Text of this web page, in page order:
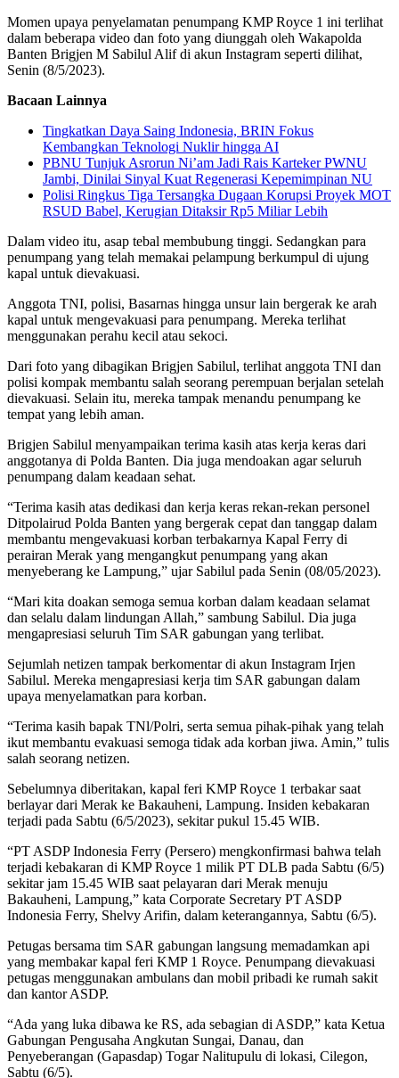
Momen upaya penyelamatan penumpang KMP Royce 1 ini terlihat
dalam beberapa video dan foto yang diunggah oleh Wakapolda
Banten Brigjen M Sabilul Alif di akun Instagram seperti dilihat,
Senin (8/5/2023).
Bacaan Lainnya
Tingkatkan Daya Saing Indonesia, BRIN Fokus
Kembangkan Teknologi Nuklir hingga AI
PBNU Tunjuk Asrorun Ni’am Jadi Rais Karteker PWNU
Jambi, Dinilai Sinyal Kuat Regenerasi Kepemimpinan NU
Polisi Ringkus Tiga Tersangka Dugaan Korupsi Proyek MOT
RSUD Babel, Kerugian Ditaksir Rp5 Miliar Lebih
Dalam video itu, asap tebal membubung tinggi. Sedangkan para
penumpang yang telah memakai pelampung berkumpul di ujung
kapal untuk dievakuasi.
Anggota TNI, polisi, Basarnas hingga unsur lain bergerak ke arah
kapal untuk mengevakuasi para penumpang. Mereka terlihat
menggunakan perahu kecil atau sekoci.
Dari foto yang dibagikan Brigjen Sabilul, terlihat anggota TNI dan
polisi kompak membantu salah seorang perempuan berjalan setelah
dievakuasi. Selain itu, mereka tampak menandu penumpang ke
tempat yang lebih aman.
Brigjen Sabilul menyampaikan terima kasih atas kerja keras dari
anggotanya di Polda Banten. Dia juga mendoakan agar seluruh
penumpang dalam keadaan sehat.
“Terima kasih atas dedikasi dan kerja keras rekan-rekan personel
Ditpolairud Polda Banten yang bergerak cepat dan tanggap dalam
membantu mengevakuasi korban terbakarnya Kapal Ferry di
perairan Merak yang mengangkut penumpang yang akan
menyeberang ke Lampung,” ujar Sabilul pada Senin (08/05/2023).
“Mari kita doakan semoga semua korban dalam keadaan selamat
dan selalu dalam lindungan Allah,” sambung Sabilul. Dia juga
mengapresiasi seluruh Tim SAR gabungan yang terlibat.
Sejumlah netizen tampak berkomentar di akun Instagram Irjen
Sabilul. Mereka mengapresiasi kerja tim SAR gabungan dalam
upaya menyelamatkan para korban.
“Terima kasih bapak TNl/Polri, serta semua pihak-pihak yang telah
ikut membantu evakuasi semoga tidak ada korban jiwa. Amin,” tulis
salah seorang netizen.
Sebelumnya diberitakan, kapal feri KMP Royce 1 terbakar saat
berlayar dari Merak ke Bakauheni, Lampung. Insiden kebakaran
terjadi pada Sabtu (6/5/2023), sekitar pukul 15.45 WIB.
“PT ASDP Indonesia Ferry (Persero) mengkonfirmasi bahwa telah
terjadi kebakaran di KMP Royce 1 milik PT DLB pada Sabtu (6/5)
sekitar jam 15.45 WIB saat pelayaran dari Merak menuju
Bakauheni, Lampung,” kata Corporate Secretary PT ASDP
Indonesia Ferry, Shelvy Arifin, dalam keterangannya, Sabtu (6/5).
Petugas bersama tim SAR gabungan langsung memadamkan api
yang membakar kapal feri KMP 1 Royce. Penumpang dievakuasi
petugas menggunakan ambulans dan mobil pribadi ke rumah sakit
dan kantor ASDP.
“Ada yang luka dibawa ke RS, ada sebagian di ASDP,” kata Ketua
Gabungan Pengusaha Angkutan Sungai, Danau, dan
Penyeberangan (Gapasdap) Togar Nalitupulu di lokasi, Cilegon,
Sabtu (6/5).